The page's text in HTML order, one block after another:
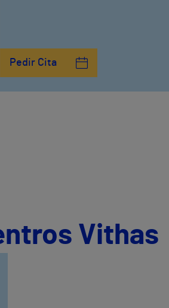
Pedir Cita
Vithas